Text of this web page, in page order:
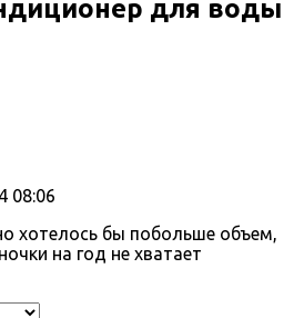
для воды
08:06
хотелось бы побольше объем,
на год не хватает